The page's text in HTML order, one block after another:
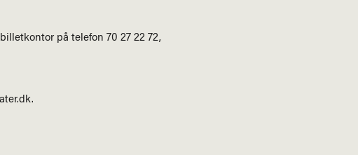
på telefon 70 27 22 72,